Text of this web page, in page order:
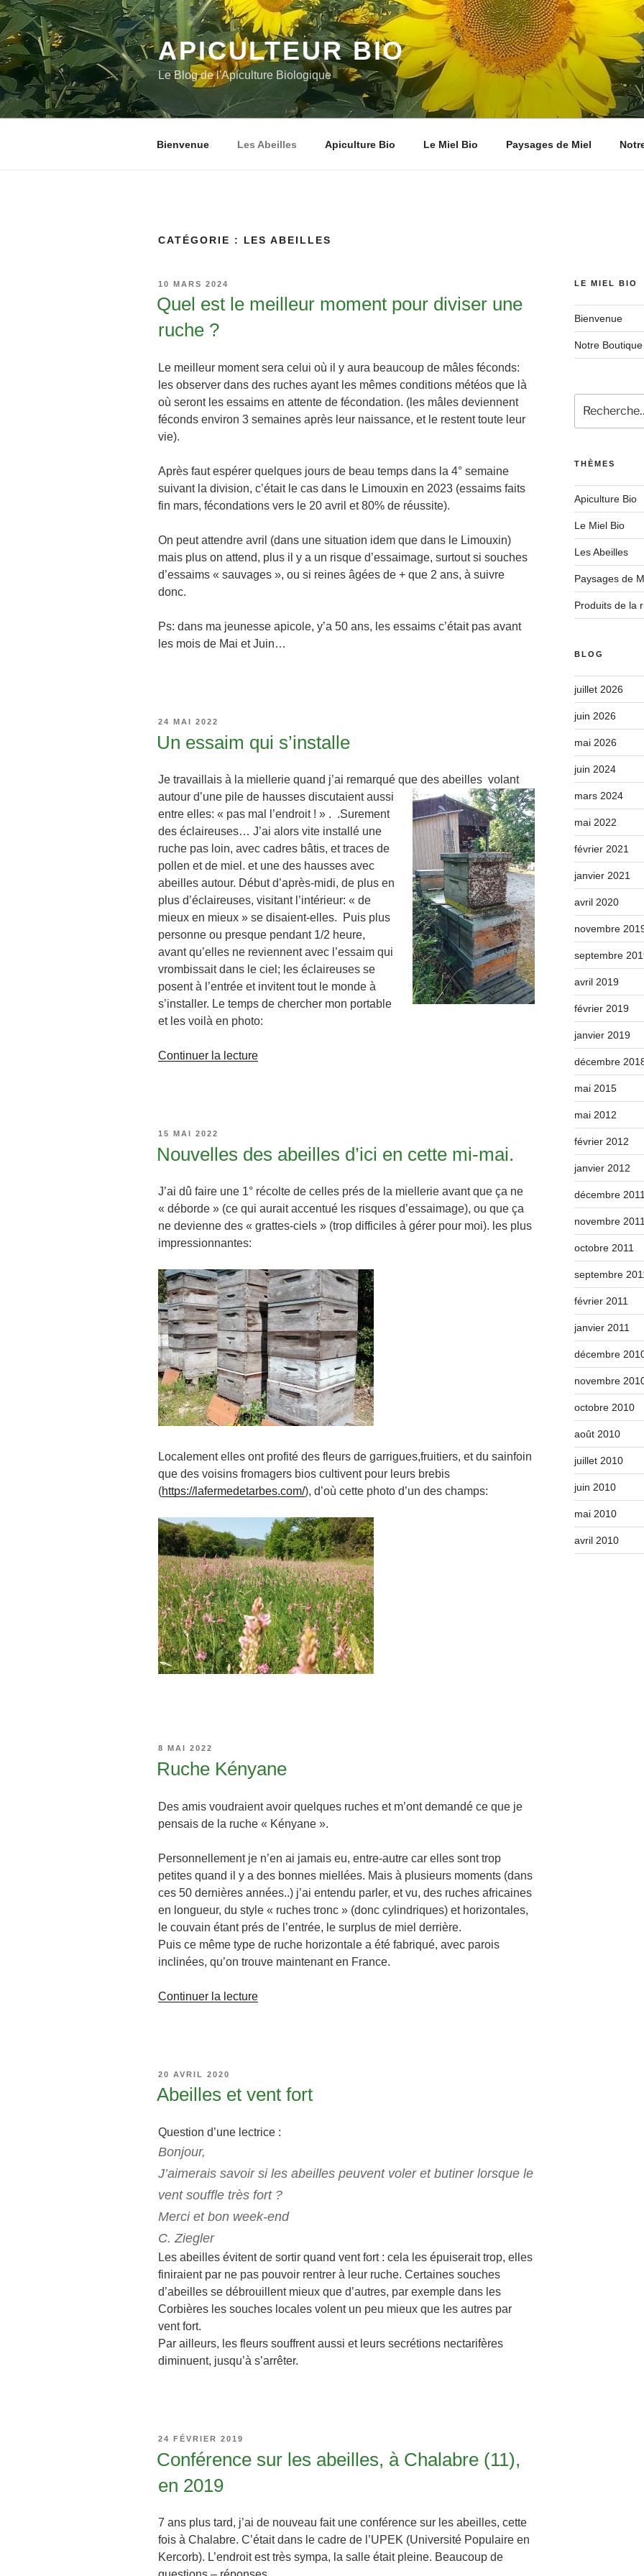
Aller
au
contenu
principal
APICULTEUR BIO
Le Blog de l'Apiculture Biologique
Bienvenue Les Abeilles Apiculture Bio Le Miel Bio Paysages de Miel
CATÉGORIE : LES ABEILLES
PUBLIÉ
10 MARS 2024
Quel est le meilleur moment pour diviser une
ruche ?
Le meilleur moment sera celui où il y aura beaucoup de mâles féconds:
les observer dans des ruches ayant les mêmes conditions météos que là
où seront les essaims en attente de fécondation. (les mâles deviennent
féconds environ 3 semaines après leur naissance, et le restent toute leur
vie).
Après faut espérer quelques jours de beau temps dans la 4° semaine
suivant la division, c’était le cas dans le Limouxin en 2023 (essaims faits
fin mars, fécondations vers le 20 avril et 80% de réussite).
On peut attendre avril (dans une situation idem que dans le Limouxin)
mais plus on attend, plus il y a un risque d’essaimage, surtout si souches
d’essaims « sauvages », ou si reines âgées de + que 2 ans, à suivre
donc.
Ps: dans ma jeunesse apicole, y’a 50 ans, les essaims c’était pas avant
les mois de Mai et Juin…
PUBLIÉ
24 MAI 2022
Un essaim qui s’installe
Je travaillais à la miellerie quand j’ai remarqué que des abeilles volant
autour d’une pile de hausses discutaient aussi
entre elles: « pas mal l’endroit ! » . .Surement
des éclaireuses… J’ai alors vite installé une
ruche pas loin, avec cadres bâtis, et traces de
pollen et de miel. et une des hausses avec
abeilles autour. Début d’après-midi, de plus en
plus d’éclaireuses, visitant l’intérieur: « de
mieux en mieux » se disaient-elles. Puis plus
personne ou presque pendant 1/2 heure,
avant qu’elles ne reviennent avec l’essaim qui
vrombissait dans le ciel; les éclaireuses se
posent à l’entrée et invitent tout le monde à
s’installer. Le temps de chercher mon portable
et les voilà en photo:
Continuer la lecturede
PUBLIÉ
15 MAI 2022
Nouvelles des abeilles d’ici en cette mi-mai.
J’ai dû faire une 1° récolte de celles prés de la miellerie avant que ça ne
« déborde » (ce qui aurait accentué les risques d’essaimage), ou que ça
ne devienne des « grattes-ciels » (trop difficiles à gérer pour moi). les plus
impressionnantes:
Localement elles ont profité des fleurs de garrigues,fruitiers, et du sainfoin
que des voisins fromagers bios cultivent pour leurs brebis
(https://lafermedetarbes.com/), d’où cette photo d’un des champs:
PUBLIÉ
8 MAI 2022
Ruche Kényane
Des amis voudraient avoir quelques ruches et m’ont demandé ce que je
pensais de la ruche « Kényane ».
Personnellement je n’en ai jamais eu, entre-autre car elles sont trop
petites quand il y a des bonnes miellées. Mais à plusieurs moments (dans
ces 50 dernières années..) j’ai entendu parler, et vu, des ruches africaines
en longueur, du style « ruches tronc » (donc cylindriques) et horizontales,
le couvain étant prés de l’entrée, le surplus de miel derrière.
Puis ce même type de ruche horizontale a été fabriqué, avec parois
inclinées, qu’on trouve maintenant en France.
Continuer la lecturede
PUBLIÉ
20 AVRIL 2020
Abeilles et vent fort
Question d’une lectrice :
Bonjour,
J’aimerais savoir si les abeilles peuvent voler et butiner lorsque le
ventsouffle très fort ?
Merci et bon week-end
C. Ziegler
Les abeilles évitent de sortir quand vent fort : cela les épuiserait trop, elles
finiraient par ne pas pouvoir rentrer à leur ruche. Certaines souches
d’abeilles se débrouillent mieux que d’autres, par exemple dans les
Corbières les souches locales volent un peu mieux que les autres par
vent fort.
Par ailleurs, les fleurs souffrent aussi et leurs secrétions nectarifères
diminuent, jusqu’à s’arrêter.
PUBLIÉ
24 FÉVRIER 2019
Conférence sur les abeilles, à Chalabre (11),
en 2019
7 ans plus tard, j’ai de nouveau fait une conférence sur les abeilles, cette
fois à Chalabre. C’était dans le cadre de l’UPEK (Université Populaire en
Kercorb). L’endroit est très sympa, la salle était pleine. Beaucoup de
LE MIEL BIO
Bienvenue
Notre
pour
:
THÈMES
Apiculture Bio
Le Miel Bio
Les Abeilles
Paysages de
Produits de la
BLOG
juillet 2026
juin 2026
mai 2026
juin 2024
mars 2024
mai 2022
février 2021
janvier 2021
avril 2020
novembre
septembre
avril 2019
février 2019
janvier 2019
décembre
mai 2015
mai 2012
février 2012
janvier 2012
décembre
novembre
octobre 2011
septembre
février 2011
janvier 2011
décembre
novembre
octobre 2010
août 2010
juillet 2010
juin 2010
mai 2010
avril 2010